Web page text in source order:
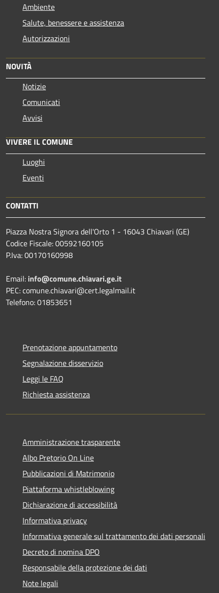
Ambiente
Salute, benessere e assistenza
Autorizzazioni
NOVITÀ
Notizie
Comunicati
Avvisi
VIVERE IL COMUNE
Luoghi
Eventi
CONTATTI
Piazza Nostra Signora dell'Orto 1 - 16043 Chiavari (GE)
Codice Fiscale: 00592160105
P.Iva: 00170160998
Email: info@comune.chiavari.ge.it
PEC: comune.chiavari@cert.legalmail.it
Telefono: 01853651
Prenotazione appuntamento
Segnalazione disservizio
Leggi le FAQ
Richiesta assistenza
Amministrazione trasparente
Albo Pretorio On Line
Pubblicazioni di Matrimonio
Piattaforma whistleblowing
Dichiarazione di accessibilità
Informativa privacy
Informativa generale sul trattamento dei dati personali
Decreto di nomina DPO
Responsabile della protezione dei dati
Note legali